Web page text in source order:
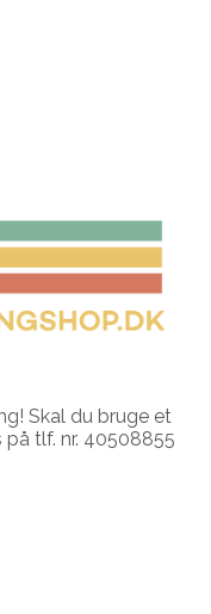
Skal du bruge et
tlf. nr. 40508855